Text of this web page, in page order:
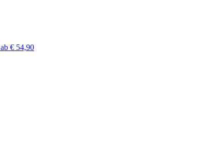
ab € 54,90